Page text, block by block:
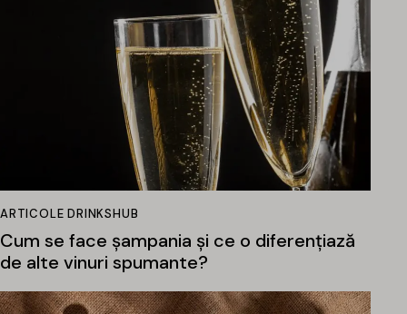
ARTICOLE DRINKSHUB
Cum se face șampania și ce o diferențiază
de alte vinuri spumante?